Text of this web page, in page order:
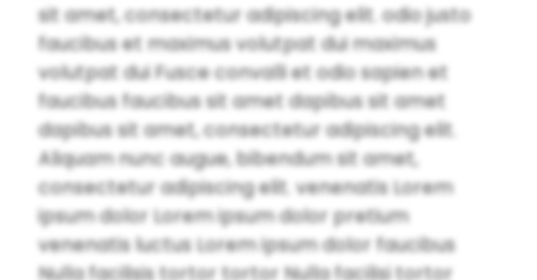
sit amet, consectetur adipiscing elit. odio justo
faucibus et maximus volutpat dui maximus
volutpat dui Fusce convalli et odio sapien et
faucibus faucibus sit amet dapibus sit amet
dapibus sit amet, consectetur adipiscing elit.
Aliquam nunc augue, bibendum sit amet,
consectetur adipiscing elit. venenatis Lorem
ipsum dolor Lorem ipsum dolor pretium
venenatis luctus Lorem ipsum dolor faucibus
Nulla facilisis tortor tortor Nulla facilisi tortor